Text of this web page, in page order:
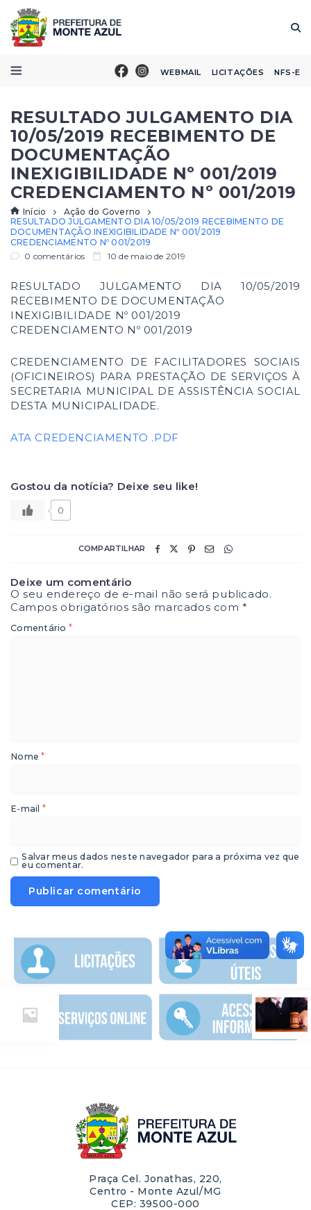
WEBMAIL LICITAÇÕES NFS-E
RESULTADO JULGAMENTO DIA
10/05/2019 RECEBIMENTO DE
DOCUMENTAÇÃO
INEXIGIBILIDADE Nº 001/2019
CREDENCIAMENTO Nº 001/2019
Início
Ação do Governo
RESULTADO JULGAMENTO DIA 10/05/2019 RECEBIMENTO DE
DOCUMENTAÇÃO INEXIGIBILIDADE Nº 001/2019
CREDENCIAMENTO Nº 001/2019
0 comentários
10 de maio de 2019
RESULTADO JULGAMENTO DIA 10/05/2019
RECEBIMENTO DE DOCUMENTAÇÃO
INEXIGIBILIDADE Nº 001/2019
CREDENCIAMENTO Nº 001/2019
CREDENCIAMENTO DE FACILITADORES SOCIAIS
(OFICINEIROS) PARA PRESTAÇÃO DE SERVIÇOS À
SECRETARIA MUNICIPAL DE ASSISTÊNCIA SOCIAL
DESTA MUNICIPALIDADE.
ATA CREDENCIAMENTO .PDF
Gostou da notícia? Deixe seu like!
0
COMPARTILHAR
Deixe um comentário
O seu endereço de e-mail não será publicado.
Campos obrigatórios são marcados com*
Comentário *
Nome*
E-mail *
Salvar meus dados neste navegador para a próxima vez que
eu comentar.
Praça Cel. Jonathas, 220,
Centro - Monte Azul/MG
CEP: 39500-000